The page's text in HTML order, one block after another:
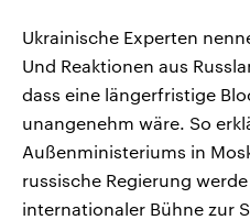
Ukrainische Experten
Und Reaktionen aus
dass eine längerfristige
unangenehm wäre. So
Außenministeriums in
russische Regierung
internationaler Bühne zur